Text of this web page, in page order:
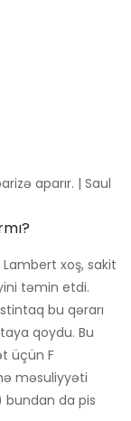
aparır. | Saul
xoş, sakit
təmin etdi.
bu qərarı
qoydu. Bu
üçün F
məsuliyyəti
da pis